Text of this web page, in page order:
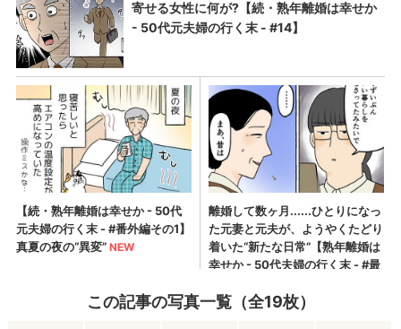
この記事の写真一覧（全19枚）